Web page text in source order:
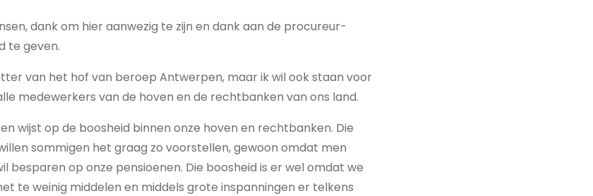
dank om hier aanwezig te zijn en dank aan de procureur-
te geven.
van het hof van beroep Antwerpen, maar ik wil ook staan voor
medewerkers van de hoven en de rechtbanken van ons land.
wijst op de boosheid binnen onze hoven en rechtbanken. Die
sommigen het graag zo voorstellen, gewoon omdat men
besparen op onze pensioenen. Die boosheid is er wel omdat we
te weinig middelen en middels grote inspanningen er telkens